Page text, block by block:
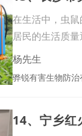
在生活中，虫
居民的生活质
播一
杨先生
骅锐有害生物防治
14、宁乡红